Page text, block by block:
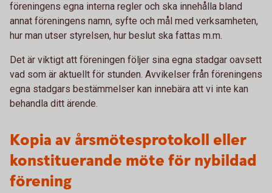
föreningens egna interna regler och ska innehålla bland
annat föreningens namn, syfte och mål med verksamheten,
hur man utser styrelsen, hur beslut ska fattas m.m.
Det är viktigt att föreningen följer sina egna stadgar oavsett
vad som är aktuellt för stunden. Avvikelser från föreningens
egna stadgars bestämmelser kan innebära att vi inte kan
behandla ditt ärende.
Kopia av årsmötesprotokoll eller
konstituerande möte för nybildad
förening